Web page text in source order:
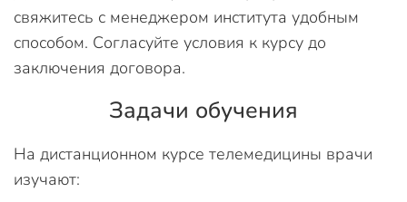
свяжитесь с менеджером института удобным
способом. Согласуйте условия к курсу до
заключения договора.
Задачи обучения
На дистанционном курсе телемедицины врачи
изучают: